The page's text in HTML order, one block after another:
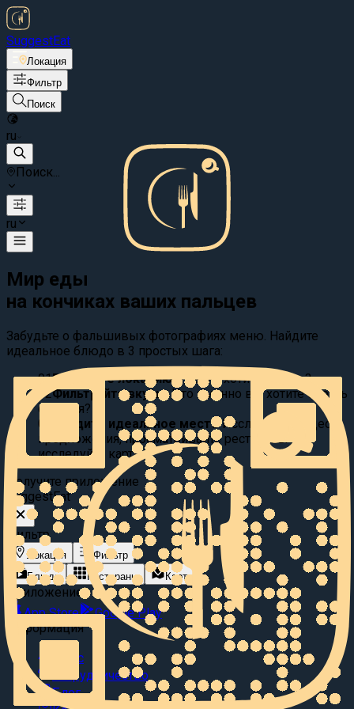
SuggestEat
Локация
Фильтр
Поиск
ru
Поиск...
ru
Мир еды
на кончиках ваших пальцев
Забудьте о фальшивых фотографиях меню. Найдите
идеальное блюдо в 3 простых шага:
01Выберите локацию:
Где вы хотите поесть?
02Фильтруйте вкусы: Что именно вы хотите съесть
сегодня?
03
Найдите идеальное место Исследуйте видео
предложения, просматривайте рестораны или
исследуйте карту.
Получите приложение
SuggestEat
Фильтр
Локация
Фильтр
Блюда
Рестораны Карта
Приложение
App Store
Google Play
Информация
О нас
Сотрудничество
Блог